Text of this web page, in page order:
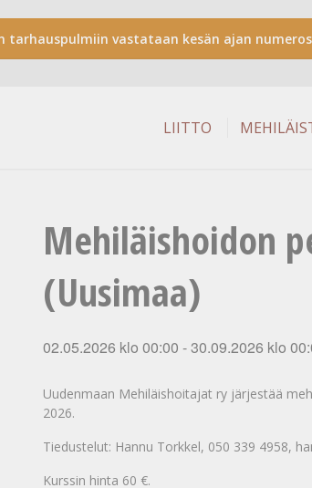
tarhauspulmiin vastataan kesän ajan
LIITTO
Mehiläishoidon
(Uusimaa)
02.05.2026 klo 00:00 -30.09.2026 klo
Uudenmaan Mehiläishoitajat ry järjestää
2026.
Tiedustelut: Hannu Torkkel, 050 339 4958,
Kurssin hinta 60 €.